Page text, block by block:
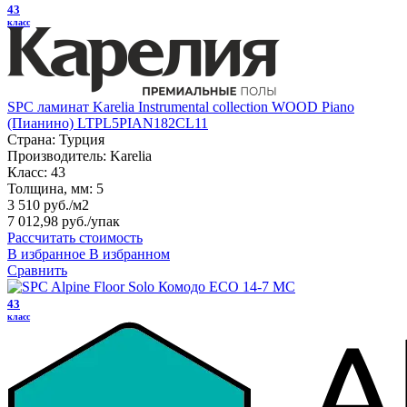
43
класс
SPC ламинат Karelia Instrumental collection WOOD Piano
(Пианино) LTPL5PIAN182CL11
Страна: Турция
Производитель: Karelia
Класс: 43
Толщина, мм: 5
3 510 руб./м2
7 012,98 руб./упак
Рассчитать стоимость
В избранное В избранном
Сравнить
43
класс